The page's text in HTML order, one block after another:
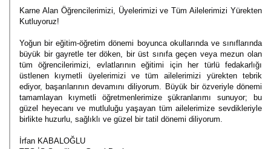
TEŞKİLAT YAPISI
TOPLU İŞ SÖZLEŞMESİ
HUKUK
LİNKLER
İLETİŞİM
Karne Alan Öğrencilerimizi, Üyelerimizi ve Tüm Ailelerimizi Yürekten
Kutluyoruz!
Yoğun bir eğitim-öğretim dönemi boyunca okullarında ve sınıflarında
büyük bir gayretle ter döken, bir üst sınıfa geçen veya mezun olan
tüm öğrencilerimizi, evlatlarının eğitimi için her türlü fedakarlığı
üstlenen kıymetli üyelerimizi ve tüm ailelerimizi yürekten tebrik
ediyor, başarılarının devamını diliyorum. Büyük bir özveriyle dönemi
tamamlayan kıymetli öğretmenlerimize şükranlarımı sunuyor; bu
güzel heyecanı ve mutluluğu yaşayan tüm ailelerimize sevdikleriyle
birlikte huzurlu, sağlıklı ve güzel bir tatil dönemi diliyorum.
İrfan KABALOĞLU